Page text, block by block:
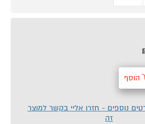
הוסף
נוספים - חזרו אליי בקשר למוצר
זה